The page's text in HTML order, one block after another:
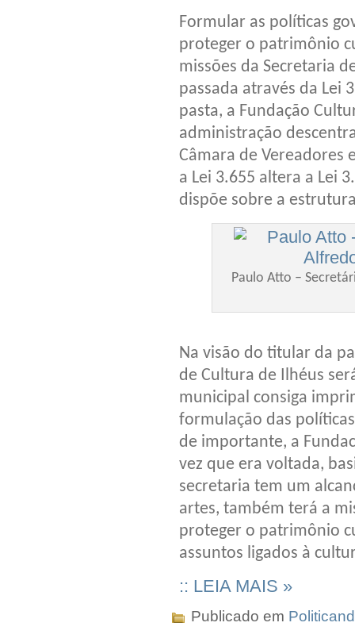
Formular as políticas
proteger o patrimônio
missões da Secretaria
passada através da Lei
pasta, a Fundação
administração
Câmara de Vereadores
a Lei 3.655 altera a Lei
dispõe sobre a
Paulo Atto –
Na visão do titular da
de Cultura de Ilhéus
municipal consiga
formulação das
de importante, a
vez que era voltada,
secretaria tem um
artes, também terá a
proteger o patrimônio
assuntos ligados à
:: LEIA MAIS »
Publicado em